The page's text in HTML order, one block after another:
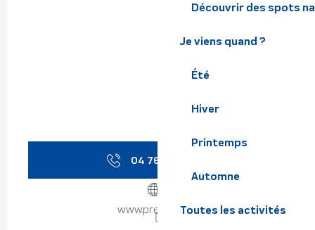
Découvrir des spots
Je viens quand ?
Été
Hiver
Printemps
Automne
Toutes les activités
04 76 08 38
www.prevol.com